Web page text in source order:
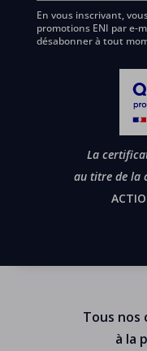
En vous inscrivant,
promotions ENI par e-
désabonner à tout
La
au titre de la
Tous
à la